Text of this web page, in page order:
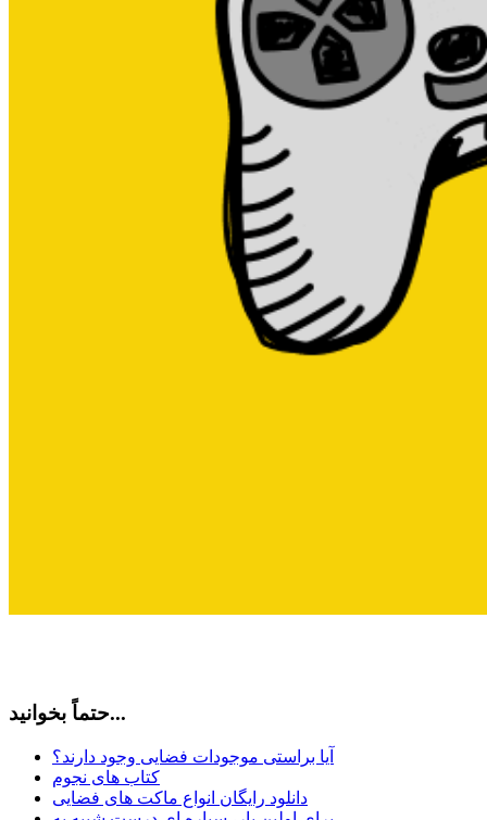
حتماً بخوانید...
آیا براستی موجودات فضایی وجود دارند؟
کتاب های نجوم
دانلود رایگان انواع ماکت های فضایی